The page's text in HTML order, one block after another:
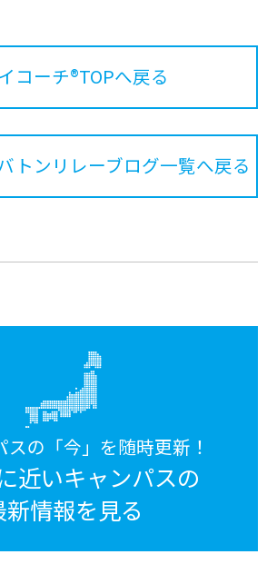
コーチ®TOPへ戻る
トンリレーブログ一覧へ戻る
スの「今」を随時更新！
近いキャンパスの
新情報を見る